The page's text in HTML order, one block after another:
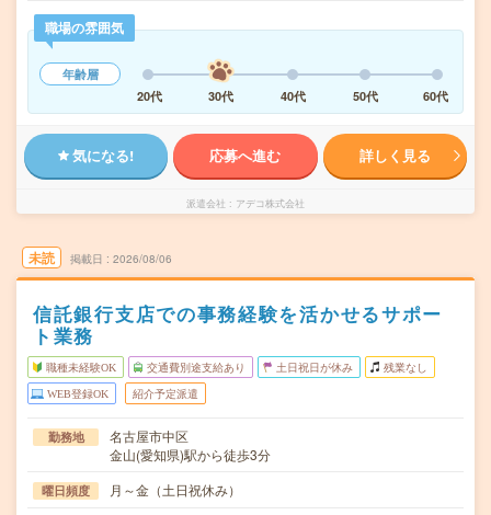
職場の雰囲気
年齢層
20代
30代 40代 50代 60代
気になる! 応募へ進む 詳しく見る
派遣会社 アデコ株式会社
未読 掲載日 2026/08/06
信託銀行支店での事務経験を活かせるサポー
ト業務
職種未経験OK 交通費別途支給あり 土日祝日が休み 残業なし
WEB登録OK 紹介予定派遣
勤務地
名古屋市中区
金山(愛知県)駅から徒歩3分
曜日頻度 月～金（土日祝休み）